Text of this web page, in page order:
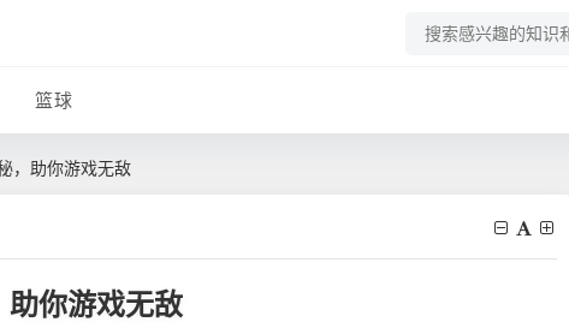
篮球
，助你游戏无敌
你游戏无敌